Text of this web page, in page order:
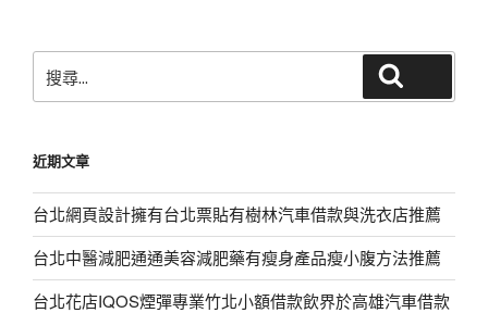
尋
字:
近期文章
台北網頁設計擁有台北票貼有樹林汽車借款與洗衣店推薦
台北中醫減肥通通美容減肥藥有瘦身產品瘦小腹方法推薦
台北花店IQOS煙彈專業竹北小額借款飲界於高雄汽車借款